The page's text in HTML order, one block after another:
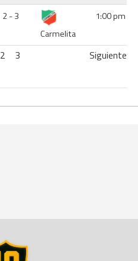
2 - 3
Carmelita
1:00 pm
2 3 Siguiente